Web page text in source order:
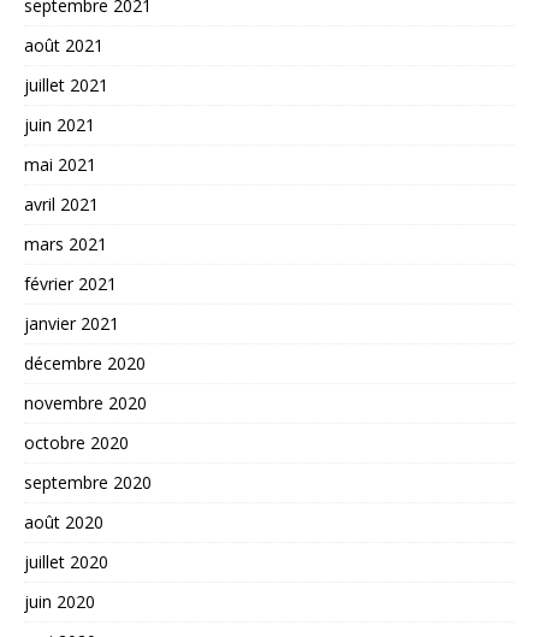
septembre 2021
août 2021
juillet 2021
juin 2021
mai 2021
avril 2021
mars 2021
février 2021
janvier 2021
décembre 2020
novembre 2020
octobre 2020
septembre 2020
août 2020
juillet 2020
juin 2020